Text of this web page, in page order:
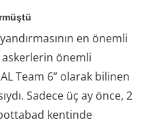
en önemli
askerlerin önemli
Team 6” olarak bilinen
Sadece üç ay önce, 2
kentinde